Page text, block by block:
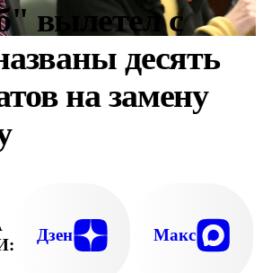
вылетел с
десять
на замену
Дзен Макс